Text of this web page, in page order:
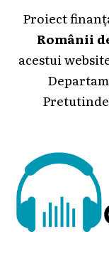
Proiect
Românii
acestui